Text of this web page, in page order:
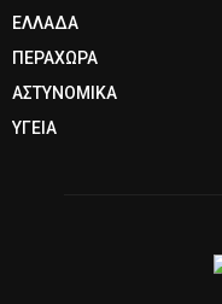
ΕΛΛΑΔΑ
ΠΕΡΑΧΩΡΑ
ΑΣΤΥΝΟΜΙΚΑ
ΥΓΕΙΑ